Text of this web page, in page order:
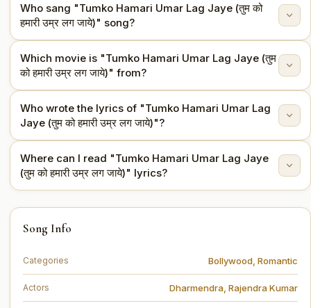
Who sang "Tumko Hamari Umar Lag Jaye (तुम को
हमारी उम्र लग जाये)" song?
"Tumko Hamari Umar Lag Jaye (तुम को हमारी उम्र लग जाये)"
is sung by Lata Mangeshkar.
Which movie is "Tumko Hamari Umar Lag Jaye (तुम
को हमारी उम्र लग जाये)" from?
This song is from the movie Ayee Milan Ki Bela (1964).
Who wrote the lyrics of "Tumko Hamari Umar Lag
Jaye (तुम को हमारी उम्र लग जाये)"?
The lyrics are written by Hasrat Jaipuri.
Where can I read "Tumko Hamari Umar Lag Jaye
(तुम को हमारी उम्र लग जाये)" lyrics?
You can read the full lyrics of "Tumko Hamari Umar Lag
Jaye (तुम को हमारी उम्र लग जाये)" on this page.
Song Info
Categories Bollywood Romantic
Actors Dharmendra Rajendra Kumar